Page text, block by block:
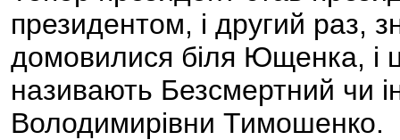
президентом, і другий раз,
домовилися біля Ющенка, і
називають Безсмертний чи
Володимирівни Тимошенко.